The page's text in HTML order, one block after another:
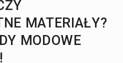
MATERIAŁY?
MODOWE